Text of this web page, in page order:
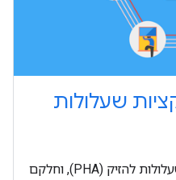
שעלולות
יש כמה סוגים של אפליקציות שעלולות להזיק (PHA), וחלקם